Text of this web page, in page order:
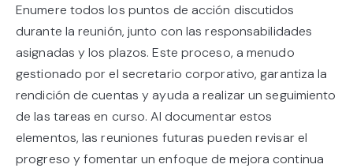
Enumere todos los puntos de acción discutidos
durante la reunión, junto con las responsabilidades
asignadas y los plazos. Este proceso, a menudo
gestionado por el secretario corporativo, garantiza la
rendición de cuentas y ayuda a realizar un seguimiento
de las tareas en curso. Al documentar estos
elementos, las reuniones futuras pueden revisar el
progreso y fomentar un enfoque de mejora continua